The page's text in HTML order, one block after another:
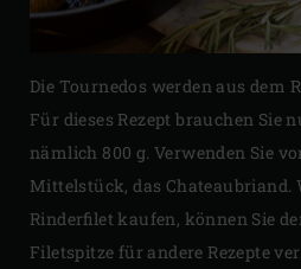
Die Tournedos werden aus dem
Für dieses Rezept brauchen Sie
nämlich 800 g. Verwenden Sie
Mittelstück, das Chateaubriand.
Rinderfilet kaufen, können Sie
Filetspitze für andere Rezepte